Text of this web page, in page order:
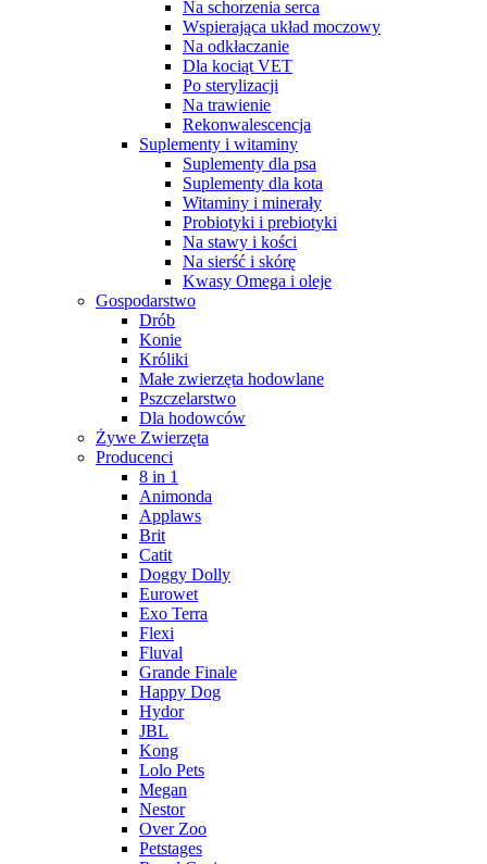
Na schorzenia serca
Wspierająca układ moczowy
Na odkłaczanie
Dla kociąt VET
Po sterylizacji
Na trawienie
Rekonwalescencja
Suplementy i witaminy
Suplementy dla psa
Suplementy dla kota
Witaminy i minerały
Probiotyki i prebiotyki
Na stawy i kości
Na sierść i skórę
Kwasy Omega i oleje
Gospodarstwo
Drób
Konie
Króliki
Małe zwierzęta hodowlane
Pszczelarstwo
Dla hodowców
Żywe Zwierzęta
Producenci
8 in 1
Animonda
Applaws
Brit
Catit
Doggy Dolly
Eurowet
Exo Terra
Flexi
Fluval
Grande Finale
Happy Dog
Hydor
JBL
Kong
Lolo Pets
Megan
Nestor
Over Zoo
Petstages